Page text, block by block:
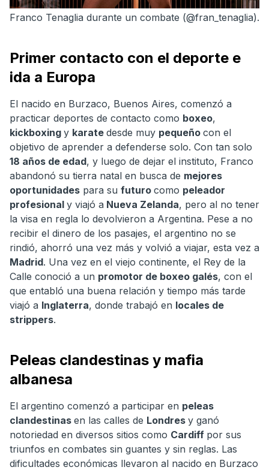
Franco Tenaglia durante un combate (@fran_tenaglia).
Primer contacto con el deporte e
ida a Europa
El nacido en Burzaco, Buenos Aires, comenzó a
practicar deportes de contacto como boxeo,
kickboxing y karate desde muy pequeño con el
objetivo de aprender a defenderse solo. Con tan solo
18 años de edad, y luego de dejar el instituto, Franco
abandonó su tierra natal en busca de mejores
oportunidades para su futuro como peleador
profesional y viajó a Nueva Zelanda, pero al no tener
la visa en regla lo devolvieron a Argentina. Pese a no
recibir el dinero de los pasajes, el argentino no se
rindió, ahorró una vez más y volvió a viajar, esta vez a
Madrid. Una vez en el viejo continente, el Rey de la
Calle conoció a un promotor de boxeo galés, con el
que entabló una buena relación y tiempo más tarde
viajó a Inglaterra, donde trabajó en locales de
strippers.
Peleas clandestinas y mafia
albanesa
El argentino comenzó a participar en peleas
clandestinas en las calles de Londres y ganó
notoriedad en diversos sitios como Cardiff por sus
triunfos en combates sin guantes y sin reglas. Las
dificultades económicas llevaron al nacido en Burzaco